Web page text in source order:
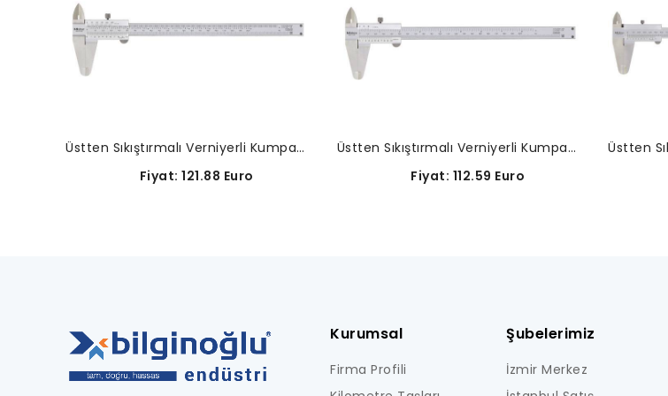
Üstten Sıkıştırmalı Verniyerli Kumpaslar-530-118
Fiyat: 121.88 Euro
Üstten Sıkıştırmalı Verniyerli Kumpaslar-530-114
Fiyat: 112.59 Euro
Kurumsal
Firma Profili
Şubelerimiz
İzmir Merkez